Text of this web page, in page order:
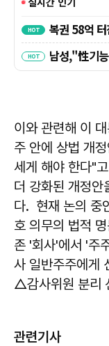
이와 관련해 이
주 안에 상법 개
세게 해야 한다"
더 강화된 개정안
다. 현재 논의 중
호 의무의 법적
존 '회사'에서 '주
사 일반주주에게
△감사위원 분리
관련기사